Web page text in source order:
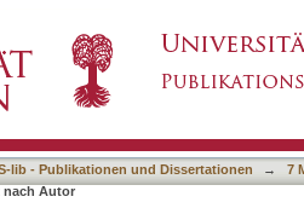
lib - Publikationen und Dissertationen →
7
nach Autor